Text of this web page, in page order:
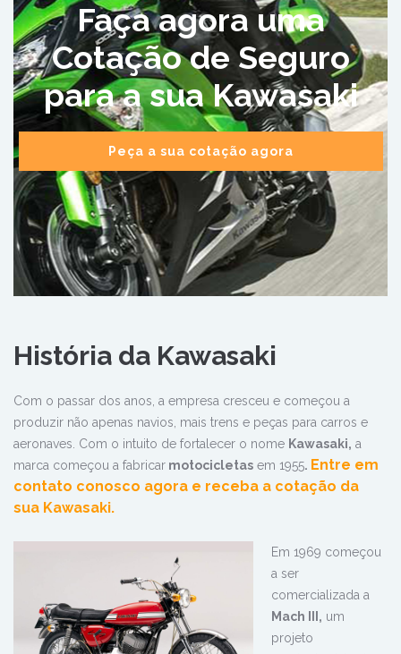
Faça agora uma
Cotação de Seguro
para a sua Kawasaki
Peça a sua cotação agora
História da Kawasaki
Com o passar dos anos, a empresa cresceu e começou a
produzir não apenas navios, mais trens e peças para carros e
aeronaves. Com o intuito de fortalecer o nome Kawasaki, a
marca começou a fabricar motocicletas em 1955. Entre em
contato conosco agora e receba a cotação da
sua Kawasaki.
Em 1969 começou
a ser
comercializada a
Mach III, um
projeto